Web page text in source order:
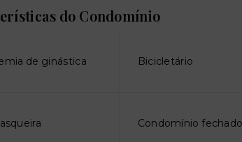
do Condomínio
de ginástica Bicicletário
Condomínio fechado